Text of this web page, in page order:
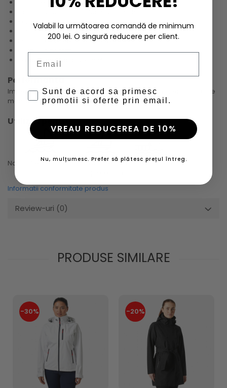
Polar neted la suprafata, pufos in interior;
Protectie pentru barbie;
Gaica pentru agatare pe exterior;
Buzunare cu fermoar pentru maini;
Logo HH® printat;
Produs aprobat bluesign®.
Performanta
Impermeabilitate -nivel 1/6(uscare rapida - materialul nu are
membrana impermeabila sau tratata DWR)
Utilizat pentru
Navigatie pe coasta
Navigatie in
Lifestyle marin
Informatii conformitate produs
Review-uri (0)
PRODUSE SIMILARE
-30% -20%
Valabil la următoarea comandă de minimum
200 lei. O singură reducere per client.
Sunt de acord sa primesc
promotii si oferte prin email.
VREAU REDUCEREA DE 10%
Nu, mulțumesc. Prefer să plătesc prețul întreg.